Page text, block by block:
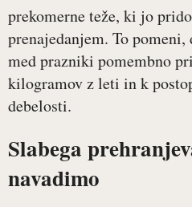
prekomerne teže, ki jo
prenajedanjem. To
med prazniki pomembno
kilogramov z leti in k
debelosti.
Slabega
navadimo